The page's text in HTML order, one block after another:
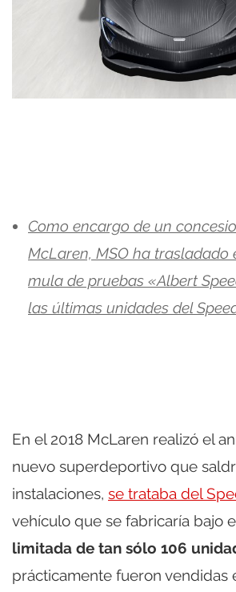
Como encargo de un
McLaren, MSO ha trasladado
mula de pruebas «Albert
las últimas unidades del
En el 2018 McLaren realizó el
nuevo superdeportivo que
instalaciones, se trataba del
vehículo que se fabricaría bajo
limitada de tan sólo 106
prácticamente fueron vendidas